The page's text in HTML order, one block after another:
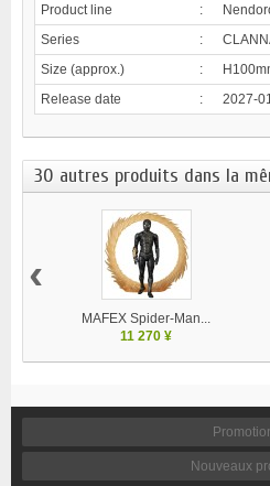
Product line
:
Series
:
Size (approx.)
:
Release date
: 2027-01
30 autres produits dans la
MAFEX Spider-Man...
11 270 ¥
‹
Nouveaux